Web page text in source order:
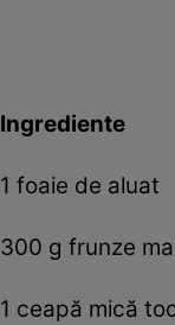
Ingrediente
1 foaie de aluat
300 g frunze
1 ceapă mică